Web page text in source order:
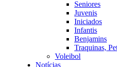
Seniores
Juvenis
Iniciados
Infantis
Benjamins
Traquinas,
Voleibol
Notícias